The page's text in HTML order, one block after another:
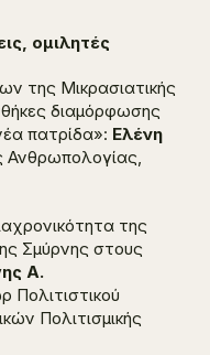
ομιλητές
της Μικρασιατικής
διαμόρφωσης
πατρίδα»: Ελένη
Ανθρωπολογίας,
της
Σμύρνης στους
Α.
Πολιτιστικού
Πολιτισμικής